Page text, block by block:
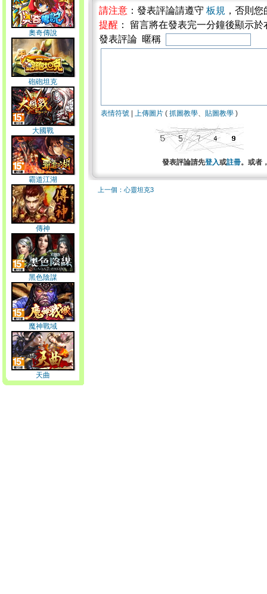
奧奇傳說
砲砲坦克
大國戰
霸道江湖
傳神
黑色陰謀
魔神戰域
天曲
請注意 ：發表評論請遵守 板規 ，否則
提醒 ： 留言將在發表完一分鐘後顯示
發表評論 暱稱
表情符號 上傳圖片 ( 抓圖教學、 貼圖教學 )
發表評論請先登入或註冊。或者
上一個：心靈坦克3